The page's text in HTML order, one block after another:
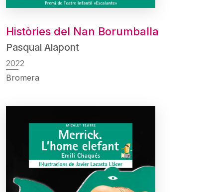
Històries del Nan Borumballa
Pasqual Alapont
2022
Bromera